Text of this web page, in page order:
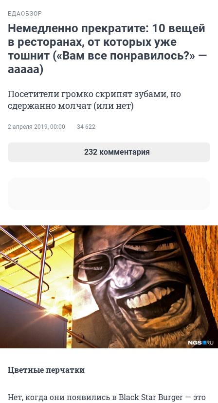
ЕДАОБЗОР
Немедленно прекратите: 10 вещей
в ресторанах, от которых уже
тошнит («Вам все понравилось?» —
ааааа)
Посетители громко скрипят зубами, но
сдержанно молчат (или нет)
2 апреля 2019, 00:00 34 622
232 комментария
Цветные перчатки
Нет, когда они появились в Black Star Burger — это